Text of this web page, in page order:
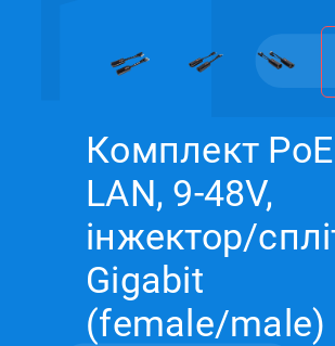
Комплект
LAN, 9-48V,
інжектор/
Gigabit
(female/male)